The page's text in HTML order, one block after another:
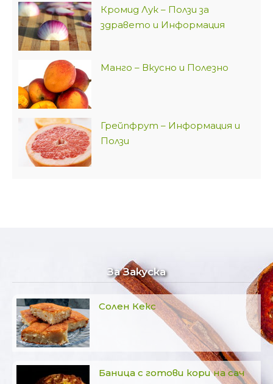
Кромид Лук – Ползи за
здравето и Информация
Манго – Вкусно и Полезно
Грейпфрут – Информация и
Ползи
За Закуска
Солен Кекс
Баница с готови кори на сач